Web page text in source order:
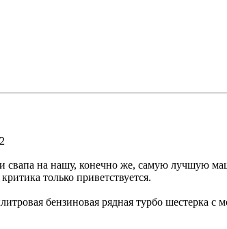
свапа на нашу, конечно же, самую лучшую
только приветствуется.
бензиновая рядная турбо